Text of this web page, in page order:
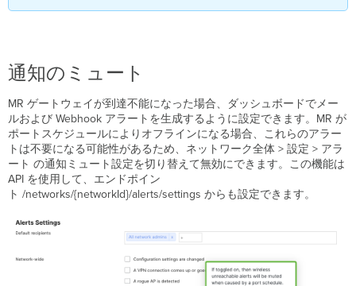
通知のミュート
MR ゲートウェイが到達不能になった場合、ダッシュボードでメー
ルおよび Webhook アラートを生成するように設定できます。MR が
ポートスケジュールによりオフラインになる場合、これらのアラー
トは不要になる可能性があるため、ネットワーク全体 > 設定 > アラ
ート の通知ミュート設定を切り替えて無効にできます。この機能は
API を使用して、エンドポイン
ト /networks/{networkId}/alerts/settings からも設定できます。